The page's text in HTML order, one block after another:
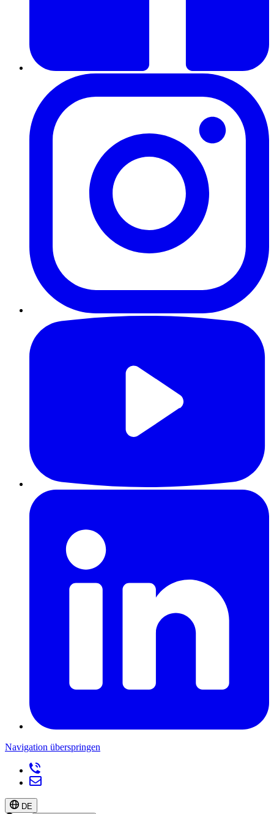
Navigation überspringen
DE